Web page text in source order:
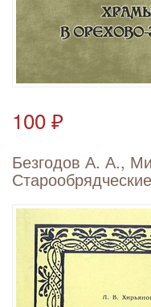
100 ₽
Безгодов А. А.,